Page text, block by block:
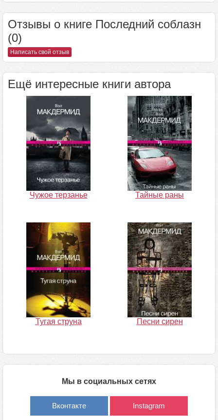
Отзывы о книге Последний соблазн
(0)
Написать свой отзыв
Ещё интересные книги автора
Чужое терзанье Тайные раны
Тугая струна Песни сирен
Мы в социальных сетях
Вконтакте Instagram